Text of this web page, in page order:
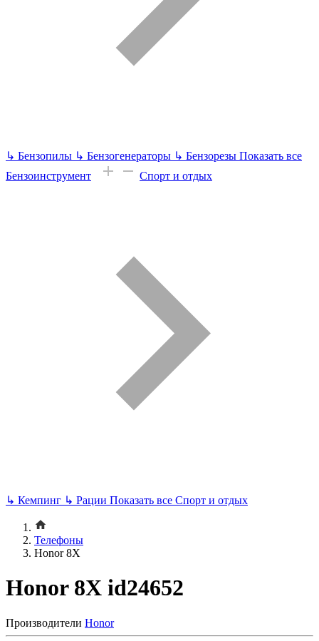
↳ Бензопилы ↳ Бензогенераторы ↳ Бензорезы Показать все
Бензоинструмент
Спорт и отдых
↳ Кемпинг ↳ Рации Показать все Спорт и отдых
Телефоны
Honor 8X
Honor 8X id24652
Производители Honor